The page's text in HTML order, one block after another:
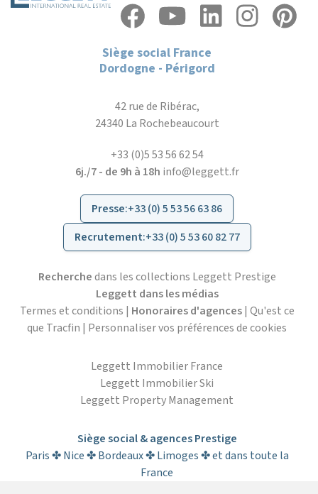
Siège social France
Dordogne - Périgord
42 rue de Ribérac,
24340 La Rochebeaucourt
+33 (0)5 53 56 62 54
6j./7 - de 9h à 18h info@leggett.fr
Presse:+33 (0) 5 53 56 63 86
Recrutement:+33 (0) 5 53 60 82 77
Recherchedans les collections Leggett Prestige
Leggett dans les médias
Termes et conditions | Honoraires d'agences| Qu'est ce
que Tracfin | Personnaliser vos préférences de cookies
Leggett Immobilier France
Leggett Immobilier Ski
Leggett Property Management
Siège social & agences Prestige
Paris ✤ Nice ✤ Bordeaux ✤ Limoges ✤ et dans toute la
France